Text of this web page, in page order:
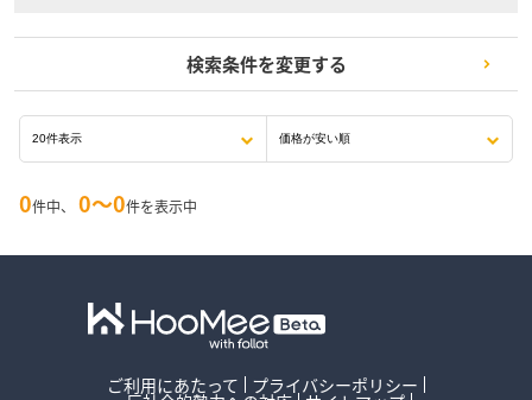
検索条件を変更する
0件中、 0〜0件を表示中
ご利用にあたって プライバシーポリシー